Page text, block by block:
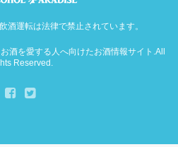
酒運転は法律で禁止されています。
酒を愛する人へ向けたお酒情報サイト .All
Reserved.